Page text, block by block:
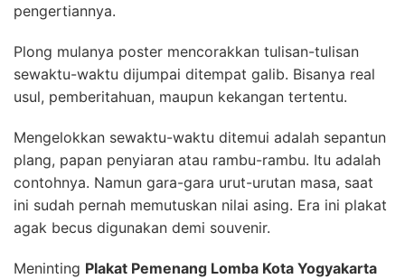
pengertiannya.
Plong mulanya poster mencorakkan tulisan-tulisan
sewaktu-waktu dijumpai ditempat galib. Bisanya real
usul, pemberitahuan, maupun kekangan tertentu.
Mengelokkan sewaktu-waktu ditemui adalah sepantun
plang, papan penyiaran atau rambu-rambu. Itu adalah
contohnya. Namun gara-gara urut-urutan masa, saat
ini sudah pernah memutuskan nilai asing. Era ini plakat
agak becus digunakan demi souvenir.
Meninting Plakat Pemenang Lomba Kota Yogyakarta